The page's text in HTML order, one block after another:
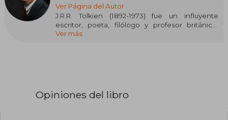
Ver Página del Autor
J.R.R. Tolkien (1892-1973) fue un influyente
escritor, poeta, filólogo y profesor británico,
célebre por sus obras de fantasía heroica. Entre
del grupo literario los Inklings (con C.S. Lewis),
Ver más
Opiniones del libro